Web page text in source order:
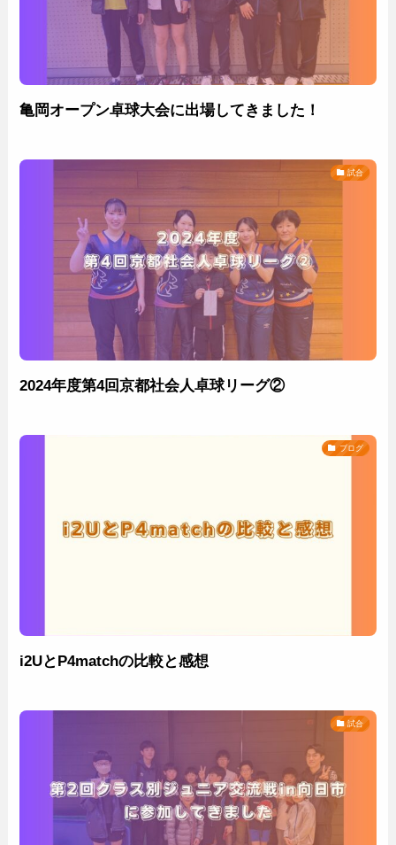
亀岡オープン卓球大会に出場してきました！
試合
2024年度第4回京都社会人卓球リーグ②
ブログ
i2UとP4matchの比較と感想
試合